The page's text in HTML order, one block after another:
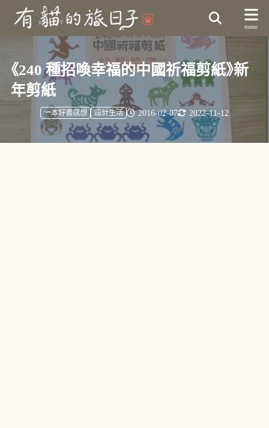
《240 種招喚幸福的中國祈福剪紙》新
年剪紙
2016-02-07 2022-11-12
一本好書感想 設計生活